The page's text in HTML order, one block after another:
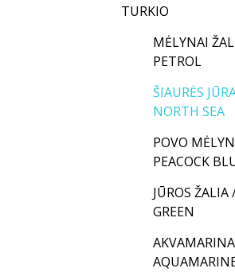
TURKIO
MĖLYNAI
PETROL
ŠIAURĖS
NORTH SEA
POVO
PEACOCK
JŪROS ŽALIA
GREEN